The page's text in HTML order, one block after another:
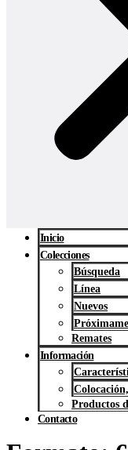
Inicio
Colecciones
Búsqueda
Línea
Nuevos
Remates
Información
Productos
Contacto